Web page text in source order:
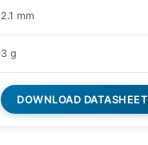
2.1 mm
3 g
DOWNLOAD DATASHEET